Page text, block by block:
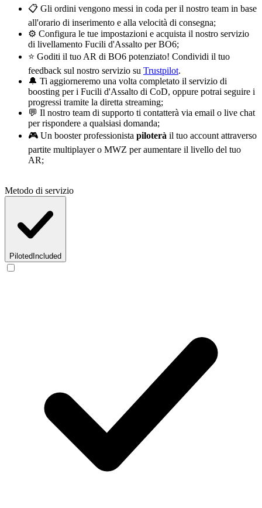
📋 Gli ordini vengono messi in coda per il nostro team in base
all'orario di inserimento e alla velocità di consegna;
⚙️ Configura le tue impostazioni e acquista il nostro servizio
di livellamento Fucili d'Assalto per BO6;
⭐ Goditi il tuo AR di BO6 potenziato! Condividi il tuo
feedback sul nostro servizio su Trustpilot.
🔔 Ti aggiorneremo una volta completato il servizio di
boosting per i Fucili d'Assalto di CoD, oppure potrai seguire i
progressi tramite la diretta streaming;
💬 Il nostro team di supporto ti contatterà via email o live chat
per rispondere a qualsiasi domanda;
🎮 Un booster professionista piloterà il tuo account attraverso
partite multiplayer o MWZ per aumentare il livello del tuo
AR;
Metodo di servizio
Piloted Included